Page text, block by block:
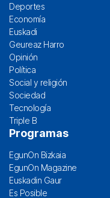
Deportes
Economía
Euskadi
Geureaz Harro
Opinión
Política
Social y religión
Sociedad
Tecnología
Triple B
Programas
EgunOn Bizkaia
EgunOn Magazine
Euskadin Gaur
Es Posible